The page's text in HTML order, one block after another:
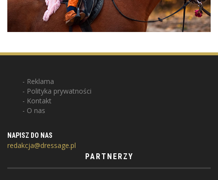
Reklama
Polityka prywatności
Kontakt
O nas
NAPISZ DO NAS
redakcja@dressage.pl
PARTNERZY